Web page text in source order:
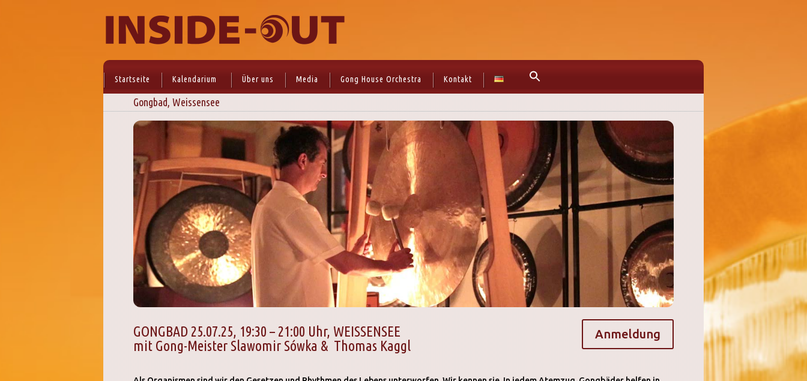
Startseite Kalendarium Über uns Media Gong House Orchestra Kontakt
Gongbad, Weissensee
GONGBAD 25.07.25, 19:30 – 21:00 Uhr, WEISSENSEE
mit Gong-Meister Slawomir Sówka & Thomas Kaggl
Anmeldung